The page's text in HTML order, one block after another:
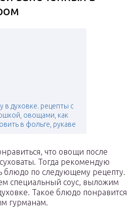
в духовке. рецепты с
овощами, как
в фольге, рукаве
что овощи после
Тогда рекомендую
блюдо по следующему рецепту.
специальный соус, выложим
Такое блюдо понравится
гурманам.